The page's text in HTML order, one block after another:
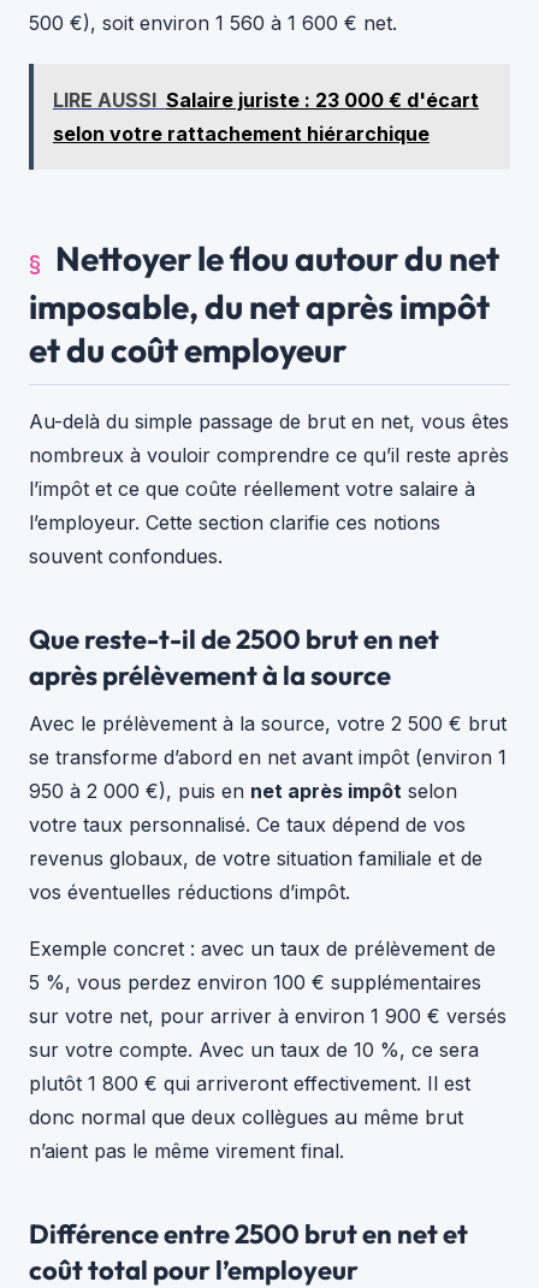
500 €), soit environ 1 560 à 1 600 € net.
LIRE AUSSI Salaire juriste : 23 000 € d'écart
selon votre rattachement hiérarchique
Nettoyer le flou autour du net
imposable, du net après impôt
et du coût employeur
Au-delà du simple passage de brut en net, vous êtes
nombreux à vouloir comprendre ce qu’il reste après
l’impôt et ce que coûte réellement votre salaire à
l’employeur. Cette section clarifie ces notions
souvent confondues.
Que reste-t-il de 2500 brut en net
après prélèvement à la source
Avec le prélèvement à la source, votre 2 500 € brut
se transforme d’abord en net avant impôt (environ 1
950 à 2 000 €), puis en net après impôt selon
votre taux personnalisé. Ce taux dépend de vos
revenus globaux, de votre situation familiale et de
vos éventuelles réductions d’impôt.
Exemple concret : avec un taux de prélèvement de
5 %, vous perdez environ 100 € supplémentaires
sur votre net, pour arriver à environ 1 900 € versés
sur votre compte. Avec un taux de 10 %, ce sera
plutôt 1 800 € qui arriveront effectivement. Il est
donc normal que deux collègues au même brut
n’aient pas le même virement final.
Différence entre 2500 brut en net et
coût total pour l’employeur